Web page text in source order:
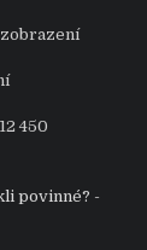
zobrazení
450
povinné? -